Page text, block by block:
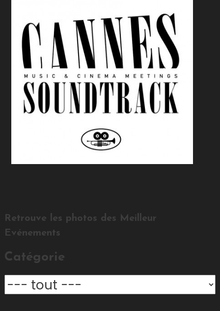
Retrouve les photos des Meilleur
Evénements
Catégorie